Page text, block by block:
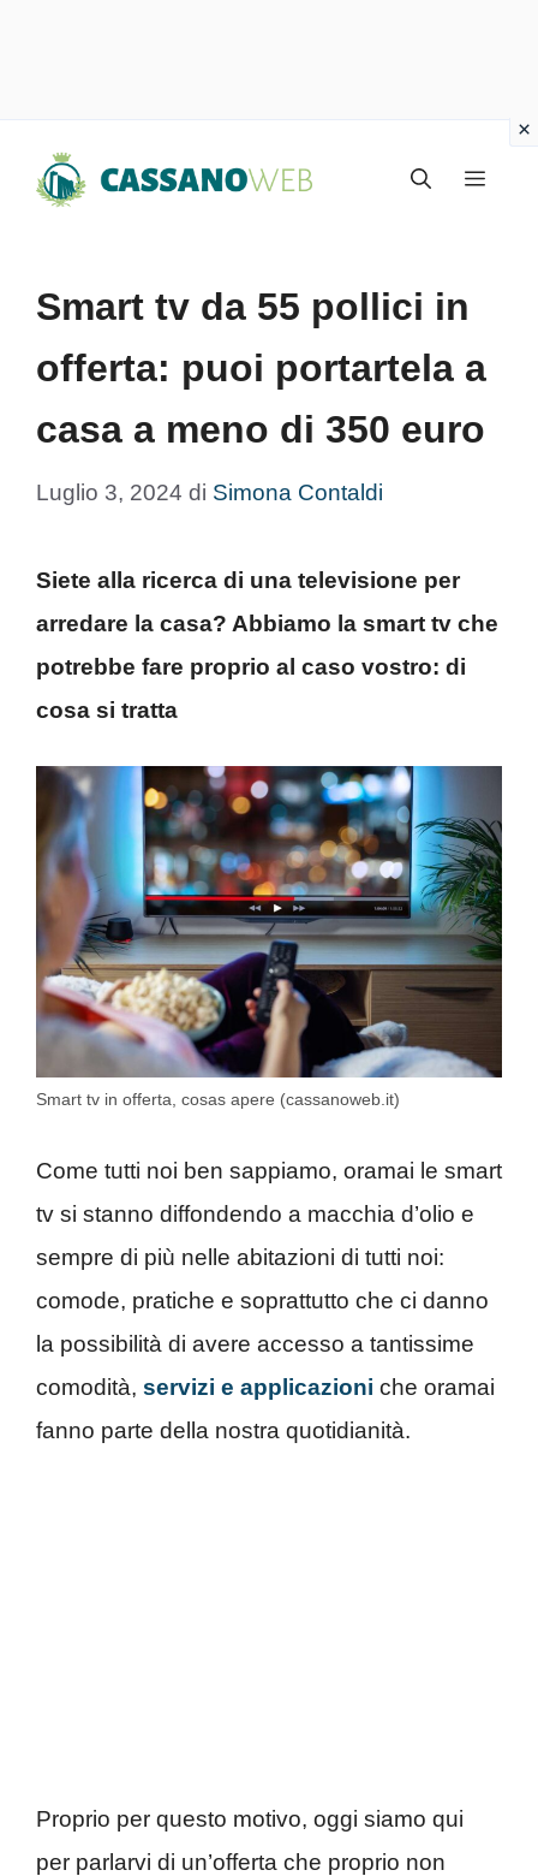
Menu
Smart tv da 55 pollici in
offerta: puoi portartela a
casa a meno di 350 euro
Luglio 3, 2024 di Simona Contaldi
Siete alla ricerca di una televisione per
arredare la casa? Abbiamo la smart tv che
potrebbe fare proprio al caso vostro: di
cosa si tratta
Smart tv in offerta, cosas apere (cassanoweb.it)
Come tutti noi ben sappiamo, oramai le smart
tv si stanno diffondendo a macchia d’olio e
sempre di più nelle abitazioni di tutti noi:
comode, pratiche e soprattutto che ci danno
la possibilità di avere accesso a tantissime
comodità, servizi e applicazioni che oramai
fanno parte della nostra quotidianità.
Proprio per questo motivo, oggi siamo qui
per parlarvi di un’offerta che proprio non